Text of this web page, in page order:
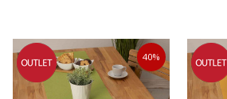
Veličina
35X135 50X90
Dodaj u korpu Veličina
40%